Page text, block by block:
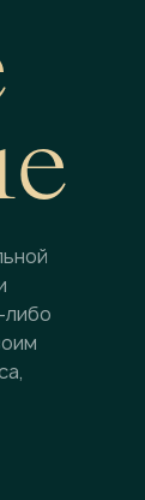
e
либо